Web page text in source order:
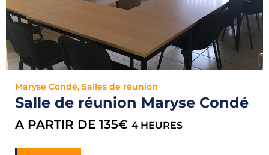
Maryse Condé, Salles de réunion
Salle de réunion Maryse Condé
A PARTIR DE 135€ 4 HEURES